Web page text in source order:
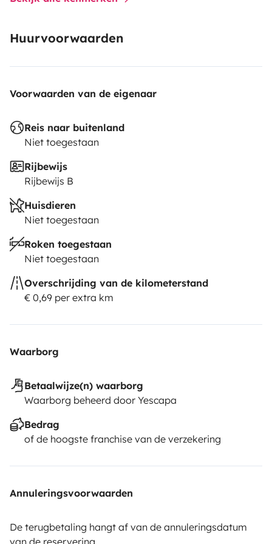
Huurvoorwaarden
Voorwaarden van de eigenaar
Reis naar buitenland
Niet toegestaan
Rijbewijs
Rijbewijs B
Huisdieren
Niet toegestaan
Roken toegestaan
Niet toegestaan
Overschrijding van de kilometerstand
€ 0,69 per extra km
Waarborg
Betaalwijze(n) waarborg
Waarborg beheerd door Yescapa
Bedrag
of de hoogste franchise van de verzekering
Annuleringsvoorwaarden
De terugbetaling hangt af van de annuleringsdatum
van de reservering.